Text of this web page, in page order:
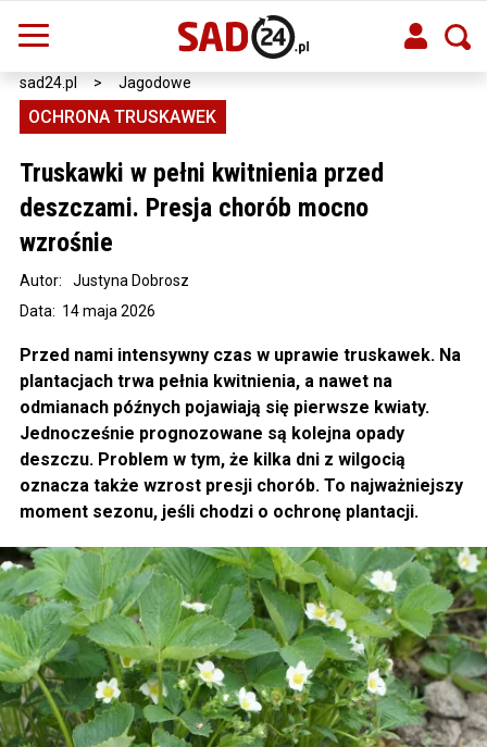
sad24.pl > Jagodowe
OCHRONA TRUSKAWEK
Truskawki w pełni kwitnienia przed
deszczami. Presja chorób mocno
wzrośnie
Data: 14 maja 2026
Autor: Justyna Dobrosz
Przed nami intensywny czas w uprawie truskawek. Na
plantacjach trwa pełnia kwitnienia, a nawet na
odmianach późnych pojawiają się pierwsze kwiaty.
Jednocześnie prognozowane są kolejna opady
deszczu. Problem w tym, że kilka dni z wilgocią
oznacza także wzrost presji chorób. To najważniejszy
moment sezonu, jeśli chodzi o ochronę plantacji.